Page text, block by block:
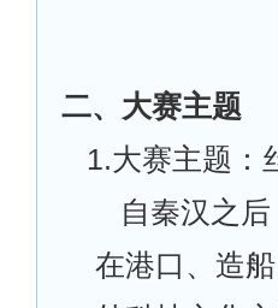
二、大赛主题
1.大赛主题：
自秦汉之
在港口、造